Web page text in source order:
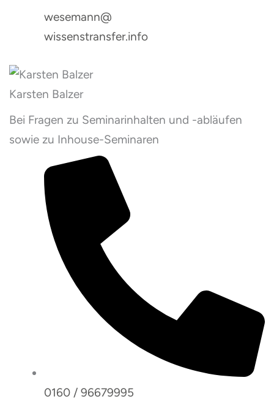
wesemann@
wissenstransfer.info
Karsten Balzer
Bei Fragen zu Seminarinhalten und -abläufen
sowie zu Inhouse-Seminaren
0160 / 96679995